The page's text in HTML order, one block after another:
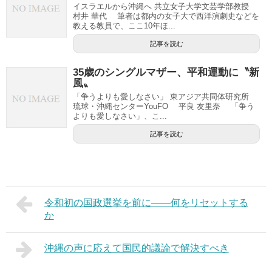
イスラエルから沖縄へ 共立女子大学文芸学部教授
村井 華代 筆者は都内の女子大で西洋演劇史などを
教える教員で、ここ10年ほ...
記事を読む
35歳のシングルマザー、平和運動に〝新
風〟
「争うよりも愛しなさい」 東アジア共同体研究所
琉球・沖縄センターYouFO 平良 友里奈 「争う
よりも愛しなさい」、こ...
記事を読む
令和初の国政選挙を前に――何をリセットする
か
沖縄の声に応えて国民的議論で解決すべき